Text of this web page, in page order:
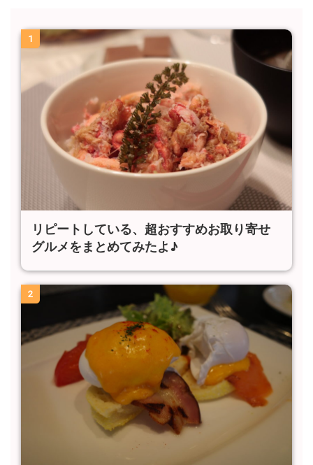
1
リピートしている、超おすすめお取り寄せ
グルメをまとめてみたよ♪
2